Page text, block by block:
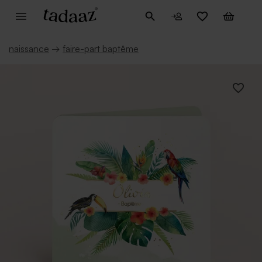
naissance → faire-part baptême